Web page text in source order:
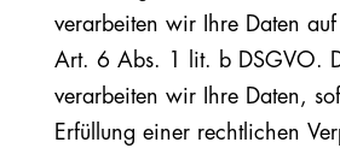
verarbeiten wir Ihre Daten
Art. 6 Abs. 1 lit. b DSGVO.
verarbeiten wir Ihre Daten,
Erfüllung einer rechtlichen